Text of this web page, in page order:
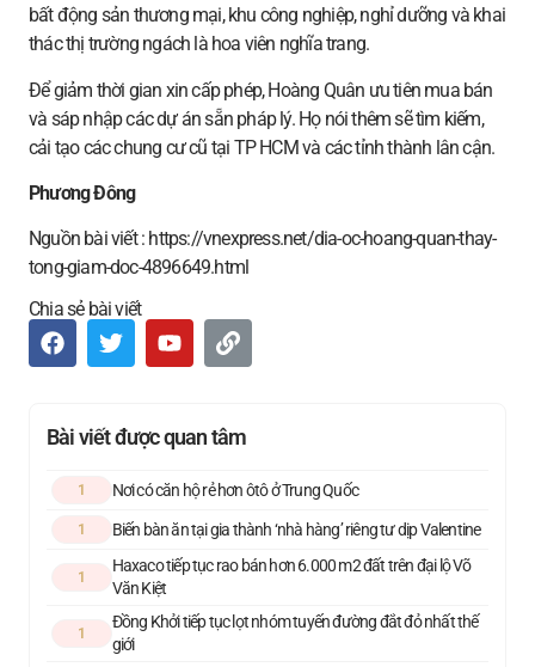
bất động sản thương mại, khu công nghiệp, nghỉ dưỡng và khai
thác thị trường ngách là hoa viên nghĩa trang.
Để giảm thời gian xin cấp phép, Hoàng Quân ưu tiên mua bán
và sáp nhập các dự án sẵn pháp lý. Họ nói thêm sẽ tìm kiếm,
cải tạo các chung cư cũ tại TP HCM và các tỉnh thành lân cận.
Phương Đông
Nguồn bài viết : https://vnexpress.net/dia-oc-hoang-quan-thay-
tong-giam-doc-4896649.html
Chia sẻ bài viết
Bài viết được quan tâm
1 Nơi có căn hộ rẻ hơn ôtô ở Trung Quốc
1 Biến bàn ăn tại gia thành ‘nhà hàng’ riêng tư dịp Valentine
1
Haxaco tiếp tục rao bán hơn 6.000 m2 đất trên đại lộ Võ
Văn Kiệt
1
Đồng Khởi tiếp tục lọt nhóm tuyến đường đắt đỏ nhất thế
giới